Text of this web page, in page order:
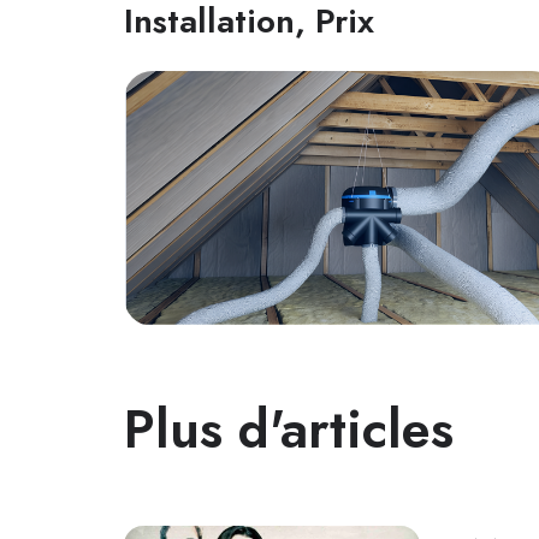
Installation, Prix
Plus d'articles